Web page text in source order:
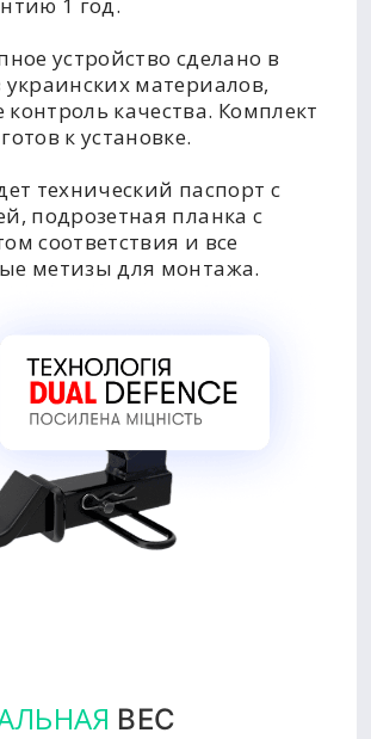
устройство сделано в
материалов,
качества. Комплект
к установке.
технический паспорт с
подрозетная планка с
соответствия и все
метизы для монтажа.
ВЕС